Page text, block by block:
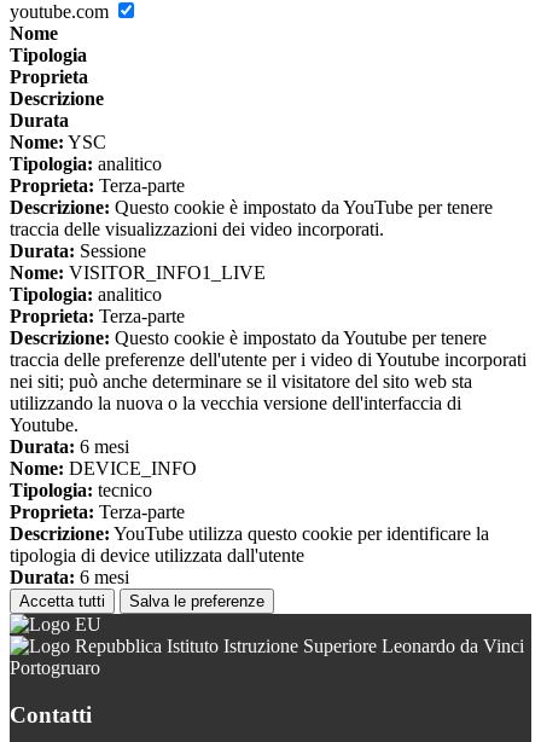
youtube.com
Nome
Tipologia
Proprieta
Descrizione
Durata
Nome: YSC
Tipologia: analitico
Proprieta: Terza-parte
Descrizione: Questo cookie è impostato da YouTube per tenere
traccia delle visualizzazioni dei video incorporati.
Durata: Sessione
Nome: VISITOR_INFO1_LIVE
Tipologia: analitico
Proprieta: Terza-parte
Descrizione: Questo cookie è impostato da Youtube per tenere
traccia delle preferenze dell'utente per i video di Youtube incorporati
nei siti; può anche determinare se il visitatore del sito web sta
utilizzando la nuova o la vecchia versione dell'interfaccia di
Youtube.
Durata: 6 mesi
Nome: DEVICE_INFO
Tipologia: tecnico
Proprieta: Terza-parte
Descrizione: YouTube utilizza questo cookie per identificare la
tipologia di device utilizzata dall'utente
Durata: 6 mesi
Accetta tutti Salva le preferenze
Istituto Istruzione Superiore Leonardo da Vinci
Portogruaro
Contatti